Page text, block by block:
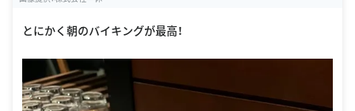
とにかく朝のバイキングが最高！